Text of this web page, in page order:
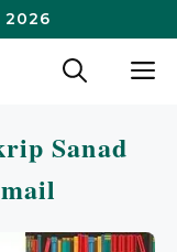
2026
Sanad